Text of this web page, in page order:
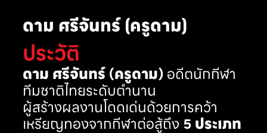
ดาม ศรีจันทร์ (ครูดาม)
ประวัติ
ดาม ศรีจันทร์ (ครูดาม)อดีตนักกีฬา
ทีมชาติไทยระดับตำนาน
ผู้สร้างผลงานโดดเด่นด้วยการคว้า
เหรียญทองจากกีฬาต่อสู้ถึง 5 ประเภท